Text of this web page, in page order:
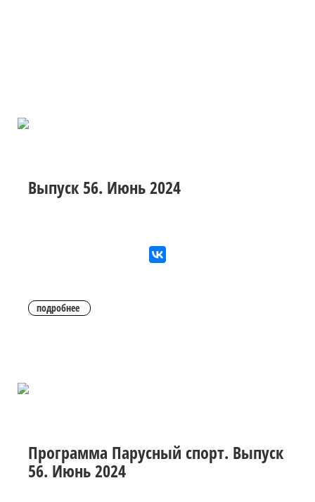
Выпуск 56. Июнь 2024
подробнее
Программа Парусный спорт. Выпуск
56. Июнь 2024